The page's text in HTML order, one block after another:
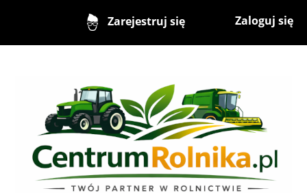
Zarejestruj się Zaloguj się